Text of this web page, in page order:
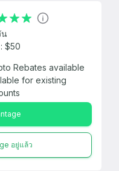
น
$50
Rebates available
for existing
อยู่แล้ว